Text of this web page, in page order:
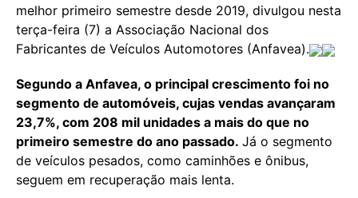
melhor primeiro semestre desde 2019, divulgou nesta
terça-feira (7) a Associação Nacional dos
Fabricantes de Veículos Automotores (Anfavea).
Segundo a Anfavea, o principal crescimento foi no
segmento de automóveis, cujas vendas avançaram
23,7%, com 208 mil unidades a mais do que no
primeiro semestre do ano passado. Já o segmento
de veículos pesados, como caminhões e ônibus,
seguem em recuperação mais lenta.